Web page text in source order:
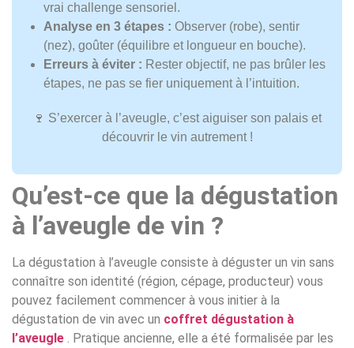
vrai challenge sensoriel.
Analyse en 3 étapes : Observer (robe), sentir
(nez), goûter (équilibre et longueur en bouche).
Erreurs à éviter : Rester objectif, ne pas brûler les
étapes, ne pas se fier uniquement à l’intuition.
🍷 S’exercer à l’aveugle, c’est aiguiser son palais et
découvrir le vin autrement !
Qu’est-ce que la dégustation
à l’aveugle de vin ?
La dégustation à l’aveugle consiste à déguster un vin sans
connaître son identité (région, cépage, producteur) vous
pouvez facilement commencer à vous initier à la
dégustation de vin avec un coffret dégustation à
l’aveugle . Pratique ancienne, elle a été formalisée par les